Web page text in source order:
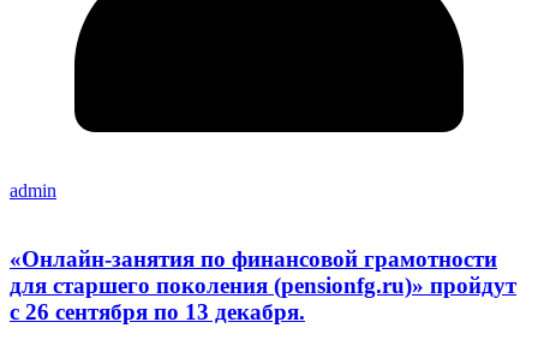
admin
«Онлайн-занятия по финансовой грамотности
для старшего поколения (pensionfg.ru)» пройдут
с 26 сентября по 13 декабря.